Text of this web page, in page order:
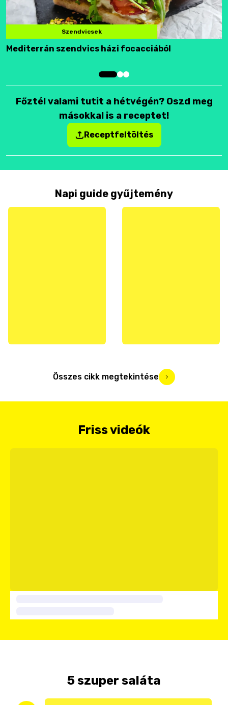
Szendvicsek
Mediterrán szendvics házi focacciából
Főztél valami tutit a hétvégén? Oszd meg
másokkal is a receptet!
Receptfeltöltés
Napi guide gyűjtemény
Összes cikk megtekintése
Friss videók
5 szuper saláta